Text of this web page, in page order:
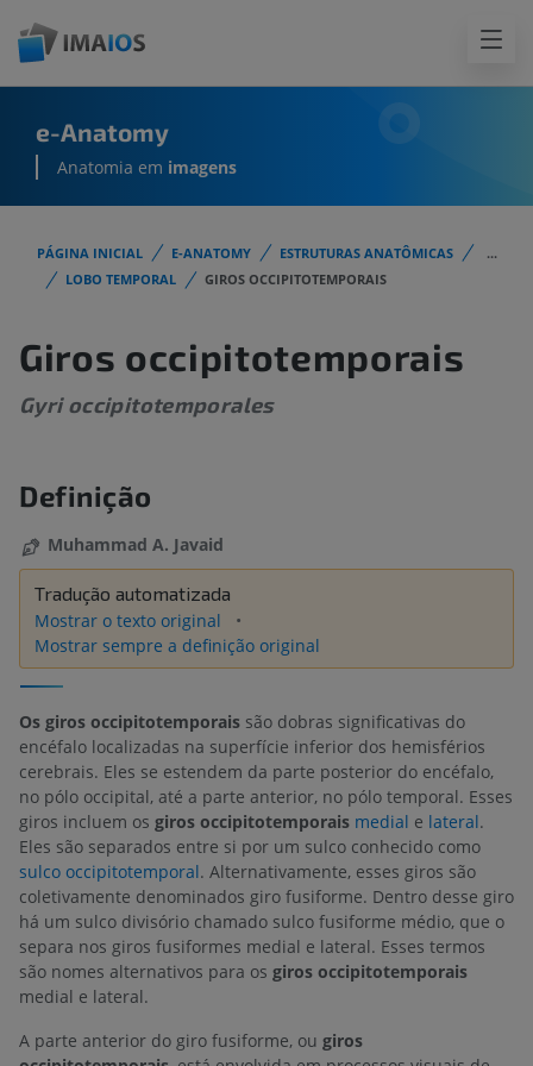
e-Anatomy
Anatomia em imagens
PÁGINA INICIAL E-ANATOMY ESTRUTURAS ANATÔMICAS
...
LOBO TEMPORAL
GIROS OCCIPITOTEMPORAIS
Giros occipitotemporais
Gyri occipitotemporales
Definição
Muhammad A. Javaid
Tradução automatizada
Mostrar o texto original
Mostrar sempre a definição original
Os giros occipitotemporais são dobras significativas do
encéfalo localizadas na superfície inferior dos hemisférios
cerebrais. Eles se estendem da parte posterior do encéfalo,
no pólo occipital, até a parte anterior, no pólo temporal. Esses
giros incluem os giros occipitotemporais medial e lateral.
Eles são separados entre si por um sulco conhecido como
sulco occipitotemporal. Alternativamente, esses giros são
coletivamente denominados giro fusiforme. Dentro desse giro
há um sulco divisório chamado sulco fusiforme médio, que o
separa nos giros fusiformes medial e lateral. Esses termos
são nomes alternativos para os giros occipitotemporais
medial e lateral.
A parte anterior do giro fusiforme, ou giros